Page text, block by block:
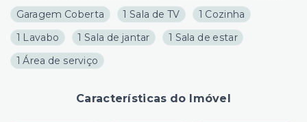
Garagem Coberta
1 Sala de TV
1 Cozinha
1 Lavabo
1 Sala de jantar
1 Sala de estar
1 Área de serviço
Características do Imóvel